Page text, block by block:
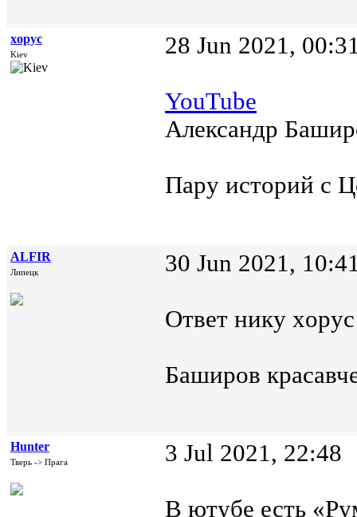
xopyc
Kiev 28 Jun 2021,
YouTube
Александр
Пару историй с
ALFIR
Липецк 30 Jun 2021,
Ответ нику
Баширов
Hunter
Тверь -> Прага 3 Jul 2021, 22:48
В ютубе есть